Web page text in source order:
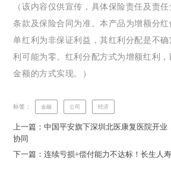
（该内容仅供宣传，具体保险责任及责
条款及保险合同为准。本产品为增额分
单红利为非保证利益，其红利分配是不
利可能为零。红利分配方式为增额红利
金额的方式实现。）
标签： 金融 公司 经济
上一篇：中国平安旗下深圳北医康复医院开业
协同
下一篇：连续亏损+偿付能力不达标！长生人